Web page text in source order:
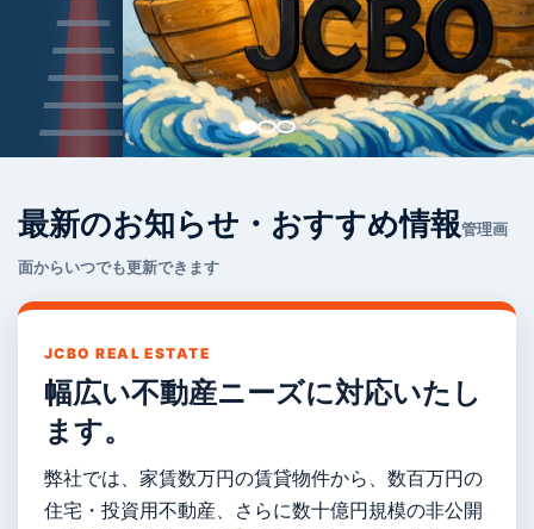
最新のお知らせ・おすすめ情報管理画
面からいつでも更新できます
JCBO REAL ESTATE
幅広い不動産ニーズに対応いたし
ます。
弊社では、家賃数万円の賃貸物件から、数百万円の
住宅・投資用不動産、さらに数十億円規模の非公開